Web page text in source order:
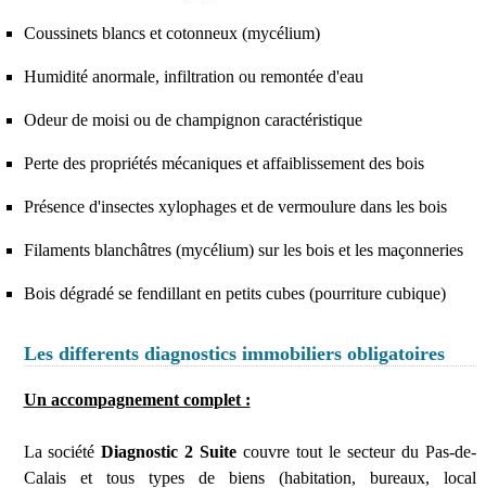
Coussinets blancs et cotonneux (mycélium)
Humidité anormale, infiltration ou remontée d'eau
Odeur de moisi ou de champignon caractéristique
Perte des propriétés mécaniques et affaiblissement des bois
Présence d'insectes xylophages et de vermoulure dans les bois
Filaments blanchâtres (mycélium) sur les bois et les maçonneries
Bois dégradé se fendillant en petits cubes (pourriture cubique)
Les differents diagnostics immobiliers obligatoires
Un accompagnement complet :
La sociétéDiagnostic 2 Suite couvre tout le secteur du Pas-de-
Calais et tous types de biens (habitation, bureaux, local